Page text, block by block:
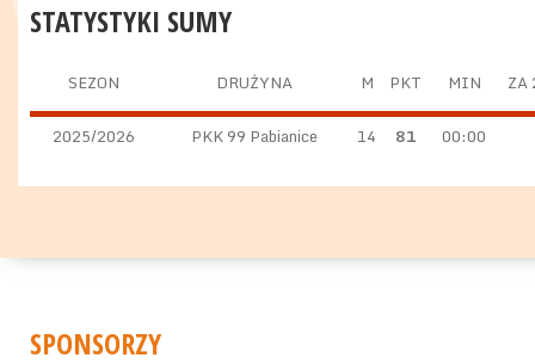
STATYSTYKI SUMY
SEZON DRUŻYNA M PKT MIN ZA
2025/2026 PKK 99 Pabianice 14 81 00:00
SPONSORZY